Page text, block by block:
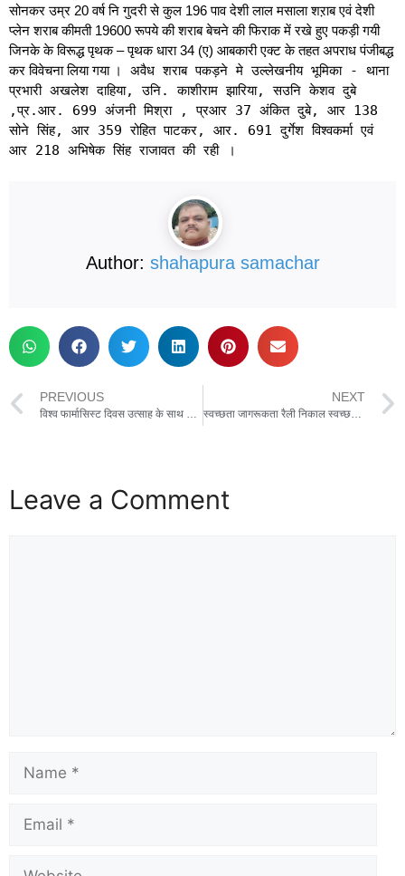
सोनकर उम्र 20 वर्ष नि गुदरी से कुल 196 पाव देशी लाल मसाला शऱाब एवं देशी
प्‍लेन शराब कीमती 19600 रूपये की शराब बेचने की फिराक में रखे हुए पकड़ी गयी
जिनके के विरूद्ध पृथक – पृथक धारा 34 (ए) आबकारी एक्ट के तहत अपराध पंजीबद्ध
कर विवेचना लिया गया ।
अवैध शराब पकड़ने मे उल्लेखनीय भूमिका - थाना
प्रभारी अखलेश दाहिया, उनि. काशीराम झारिया, सउनि केशव दुबे
,प्र.आर. 699 अंजनी मिश्रा , प्रआर 37 अंकित दुबे, आर 138
सोने सिंह, आर 359 रोहित पाटकर, आर. 691 दुर्गेश विश्‍वकर्मा एवं
आर 218 अभिषे‍क सिंह राजावत की रही ।
Author: shahapura samachar
PREVIOUS NEXT
स्वच्छता जागरूकता रैली निकाल स्वच्छता संबंधी नारे लगाए गए
Leave a Comment